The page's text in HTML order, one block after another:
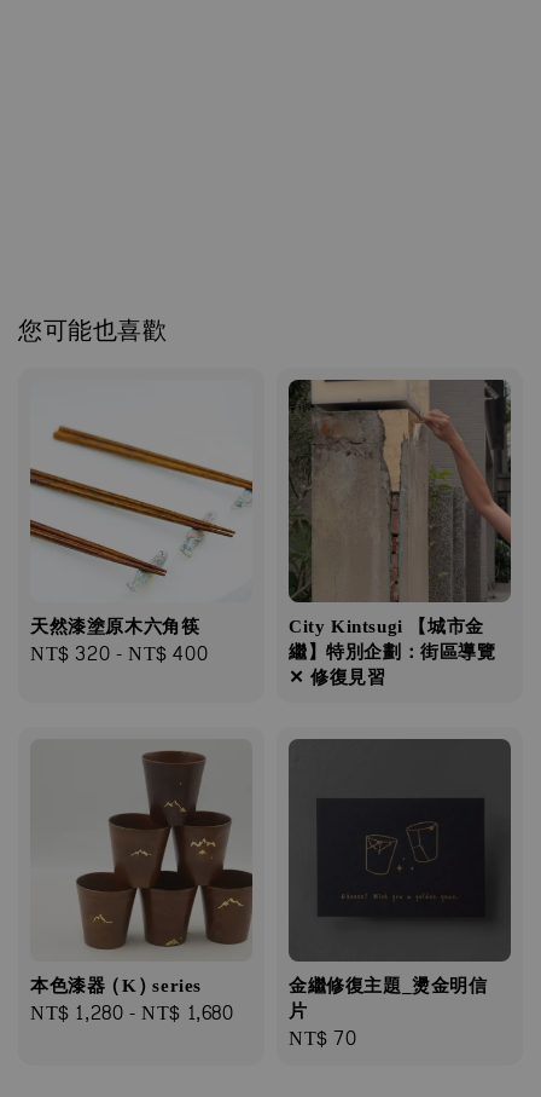
您可能也喜歡
天然漆塗原⽊六⾓筷
Regular
NT$ 320-NT$ 400
City Kintsugi 【城市金
繼】特別企劃：街區導覽
✕ 修復見習
本色漆器 (K) series
Regular
NT$ 1,280-NT$ 1,680
金繼修復主題_燙金明信
片
Regular
NT$ 70